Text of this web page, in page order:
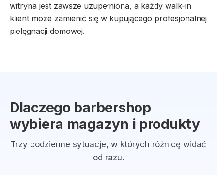
witryna jest zawsze uzupełniona, a każdy walk-in
klient może zamienić się w kupującego profesjonalnej
pielęgnacji domowej.
Dlaczego barbershop
wybiera magazyn i produkty
Trzy codzienne sytuacje, w których różnicę widać
od razu.